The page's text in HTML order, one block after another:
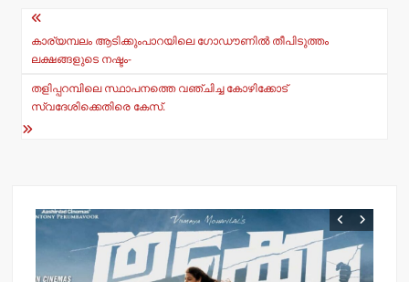
p
p
o
o
k
Post
navigation
കാര്യമ്പലം ആടിക്കുംപാറയിലെ ഗോഡൗണില്‍ തീപിടുത്തം
ലക്ഷങ്ങളുടെ നഷ്ടം-
തളിപ്പറമ്പിലെ സ്ഥാപനത്തെ വഞ്ചിച്ച കോഴിക്കോട്
സ്വദേശിക്കെതിരെ കേസ്.